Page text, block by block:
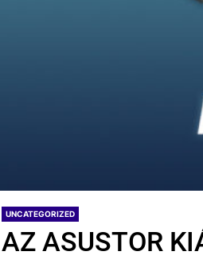
UNCATEGORIZED
AZ ASUSTOR